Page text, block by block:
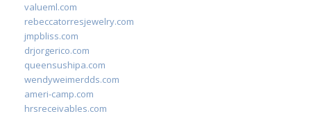
valueml.com
rebeccatorresjewelry.com
jmpbliss.com
drjorgerico.com
queensushipa.com
wendyweimerdds.com
ameri-camp.com
hrsreceivables.com